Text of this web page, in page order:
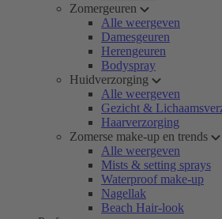
Zomergeuren
Alle weergeven
Damesgeuren
Herengeuren
Bodyspray
Huidverzorging
Alle weergeven
Gezicht &
Haarverzorging
Zomerse make-up en trends
Alle weergeven
Mists & setting sprays
Waterproof make-up
Nagellak
Beach Hair-look